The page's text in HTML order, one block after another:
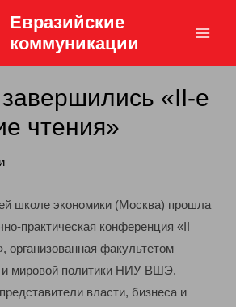
Евразийские
коммуникации
«II-е
чтения»
школе экономики (Москва) прошла
практическая конференция «II
организованная факультетом
и мировой политики НИУ ВШЭ.
власти, бизнеса и